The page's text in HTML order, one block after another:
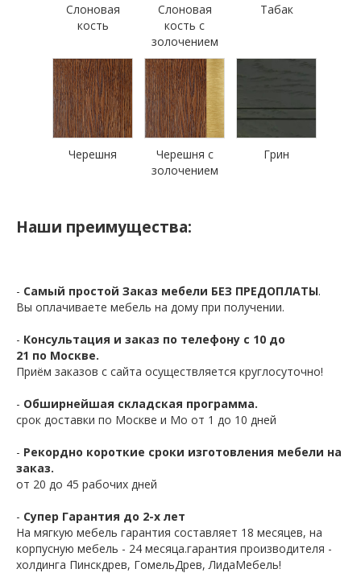
Слоновая
кость
Слоновая
кость с
золочением
Табак
Черешня
Черешня с
золочением
Грин
Наши преимущества:
- Самый простой Заказ мебели БЕЗ ПРЕДОПЛАТЫ.
Вы оплачиваете мебель на дому при получении.
- Консультация и заказ по телефону с 10 до
21 по Москве.
Приём заказов с сайта осуществляется круглосуточно!
- Обширнейшая складская программа.
срок доставки по Москве и Мо от 1 до 10 дней
- Рекордно короткие сроки изготовления мебели на
заказ.
от 20 до 45 рабочих дней
- Супер Гарантия до 2-х лет
На мягкую мебель гарантия составляет 18 месяцев, на
корпусную мебель - 24 месяца.гарантия производителя -
холдинга Пинскдрев, ГомельДрев, ЛидаМебель!